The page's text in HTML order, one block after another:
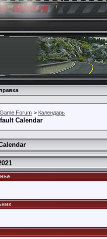
Forum > Календарь
Calendar